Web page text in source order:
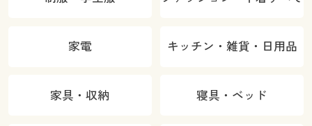
家電 キッチン・雑貨・日用品
家具・収納 寝具・ベッド